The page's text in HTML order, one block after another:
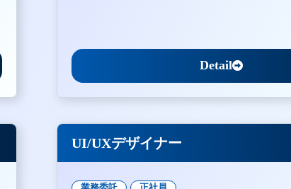
Detail
UI/UXデザイナー